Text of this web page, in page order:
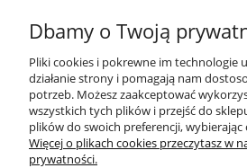
KONTAKT
POMOC
MOJE
Dbamy o Twoją
Pliki cookies i pokrewne im technologie
działanie strony i pomagają nam
potrzeb. Możesz zaakceptować
wszystkich tych plików i przejść do
plików do swoich preferencji,
Więcej o plikach cookies przeczytasz w
prywatności.